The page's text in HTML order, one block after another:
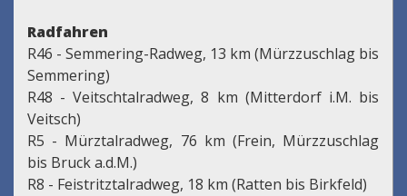
Radfahren
R46 - Semmering-Radweg, 13 km (Mürzzuschlag bis
Semmering)
R48 - Veitschtalradweg, 8 km (Mitterdorf i.M. bis
Veitsch)
R5 - Mürztalradweg, 76 km (Frein, Mürzzuschlag
bis Bruck a.d.M.)
R8 - Feistritztalradweg, 18 km (Ratten bis Birkfeld)